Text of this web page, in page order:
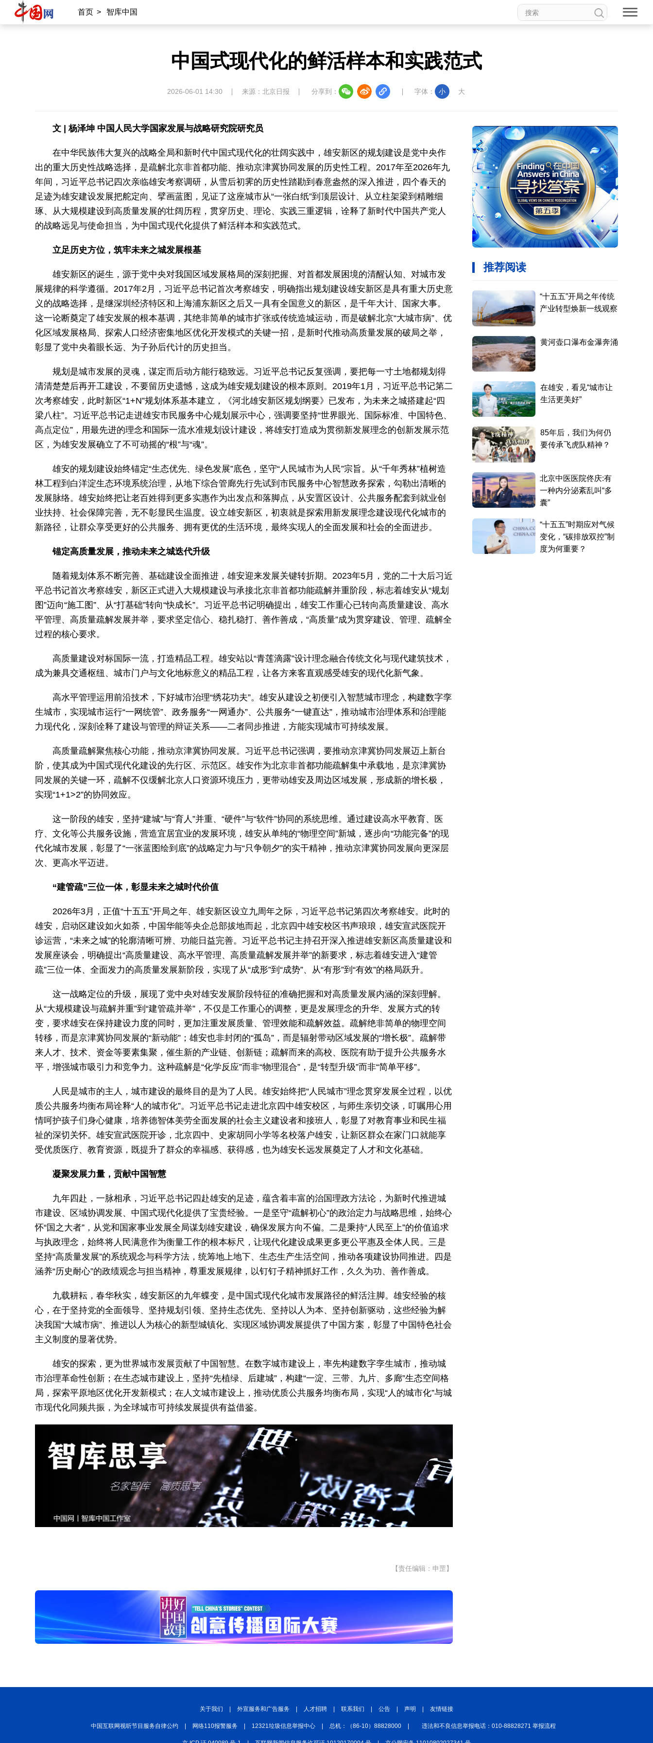
首页 > 智库中国
中国式现代化的鲜活样本和实践范式
2026-06-01 14:30 来源：北京日报 分享到： 字体： 小 大
文 |杨泽坤 中国人民大学国家发展与战略研究院研究员
在中华民族伟大复兴的战略全局和新时代中国式现代化的壮阔实践中，雄安新区的规划建设是党中央作
出的重大历史性战略选择，是疏解北京非首都功能、推动京津冀协同发展的历史性工程。2017年至2026年九
年间，习近平总书记四次亲临雄安考察调研，从雪后初霁的历史性踏勘到春意盎然的深入推进，四个春天的
足迹为雄安建设发展把舵定向、擘画蓝图，见证了这座城市从“一张白纸”到顶层设计、从立柱架梁到精雕细
琢、从大规模建设到高质量发展的壮阔历程，贯穿历史、理论、实践三重逻辑，诠释了新时代中国共产党人
的战略远见与使命担当，为中国式现代化提供了鲜活样本和实践范式。
立足历史方位，筑牢未来之城发展根基
雄安新区的诞生，源于党中央对我国区域发展格局的深刻把握、对首都发展困境的清醒认知、对城市发
展规律的科学遵循。2017年2月，习近平总书记首次考察雄安，明确指出规划建设雄安新区是具有重大历史意
义的战略选择，是继深圳经济特区和上海浦东新区之后又一具有全国意义的新区，是千年大计、国家大事。
这一论断奠定了雄安发展的根本基调，其绝非简单的城市扩张或传统造城运动，而是破解北京“大城市病”、优
化区域发展格局、探索人口经济密集地区优化开发模式的关键一招，是新时代推动高质量发展的破局之举，
彰显了党中央着眼长远、为子孙后代计的历史担当。
规划是城市发展的灵魂，谋定而后动方能行稳致远。习近平总书记反复强调，要把每一寸土地都规划得
清清楚楚后再开工建设，不要留历史遗憾，这成为雄安规划建设的根本原则。2019年1月，习近平总书记第二
次考察雄安，此时新区“1+N”规划体系基本建立，《河北雄安新区规划纲要》已发布，为未来之城搭建起“四
梁八柱”。习近平总书记走进雄安市民服务中心规划展示中心，强调要坚持“世界眼光、国际标准、中国特色、
高点定位”，用最先进的理念和国际一流水准规划设计建设，将雄安打造成为贯彻新发展理念的创新发展示范
区，为雄安发展确立了不可动摇的“根”与“魂”。
雄安的规划建设始终锚定“生态优先、绿色发展”底色，坚守“人民城市为人民”宗旨。从“千年秀林”植树造
林工程到白洋淀生态环境系统治理，从地下综合管廊先行先试到市民服务中心智慧政务探索，勾勒出清晰的
发展脉络。雄安始终把让老百姓得到更多实惠作为出发点和落脚点，从安置区设计、公共服务配套到就业创
业扶持、社会保障完善，无不彰显民生温度。设立雄安新区，初衷就是探索用新发展理念建设现代化城市的
新路径，让群众享受更好的公共服务、拥有更优的生活环境，最终实现人的全面发展和社会的全面进步。
锚定高质量发展，推动未来之城迭代升级
随着规划体系不断完善、基础建设全面推进，雄安迎来发展关键转折期。2023年5月，党的二十大后习近
平总书记首次考察雄安，新区正式进入大规模建设与承接北京非首都功能疏解并重阶段，标志着雄安从“规划
图”迈向“施工图”、从“打基础”转向“快成长”。习近平总书记明确提出，雄安工作重心已转向高质量建设、高水
平管理、高质量疏解发展并举，要求坚定信心、稳扎稳打、善作善成，“高质量”成为贯穿建设、管理、疏解全
过程的核心要求。
高质量建设对标国际一流，打造精品工程。雄安站以“青莲滴露”设计理念融合传统文化与现代建筑技术，
成为兼具交通枢纽、城市门户与文化地标意义的精品工程，让各方来客直观感受雄安的现代化新气象。
高水平管理运用前沿技术，下好城市治理“绣花功夫”。雄安从建设之初便引入智慧城市理念，构建数字孪
生城市，实现城市运行“一网统管”、政务服务“一网通办”、公共服务“一键直达”，推动城市治理体系和治理能
力现代化，深刻诠释了建设与管理的辩证关系——二者同步推进，方能实现城市可持续发展。
高质量疏解聚焦核心功能，推动京津冀协同发展。习近平总书记强调，要推动京津冀协同发展迈上新台
阶，使其成为中国式现代化建设的先行区、示范区。雄安作为北京非首都功能疏解集中承载地，是京津冀协
同发展的关键一环，疏解不仅缓解北京人口资源环境压力，更带动雄安及周边区域发展，形成新的增长极，
实现“1+1>2”的协同效应。
这一阶段的雄安，坚持“建城”与“育人”并重、“硬件”与“软件”协同的系统思维。通过建设高水平教育、医
疗、文化等公共服务设施，营造宜居宜业的发展环境，雄安从单纯的“物理空间”新城，逐步向“功能完备”的现
代化城市发展，彰显了“一张蓝图绘到底”的战略定力与“只争朝夕”的实干精神，推动京津冀协同发展向更深层
次、更高水平迈进。
“建管疏”三位一体，彰显未来之城时代价值
2026年3月，正值“十五五”开局之年、雄安新区设立九周年之际，习近平总书记第四次考察雄安。此时的
雄安，启动区建设如火如荼，中国华能等央企总部拔地而起，北京四中雄安校区书声琅琅，雄安宣武医院开
诊运营，“未来之城”的轮廓清晰可辨、功能日益完善。习近平总书记主持召开深入推进雄安新区高质量建设和
发展座谈会，明确提出“高质量建设、高水平管理、高质量疏解发展并举”的新要求，标志着雄安进入“建管
疏”三位一体、全面发力的高质量发展新阶段，实现了从“成形”到“成势”、从“有形”到“有效”的格局跃升。
这一战略定位的升级，展现了党中央对雄安发展阶段特征的准确把握和对高质量发展内涵的深刻理解。
从“大规模建设与疏解并重”到“建管疏并举”，不仅是工作重心的调整，更是发展理念的升华、发展方式的转
变，要求雄安在保持建设力度的同时，更加注重发展质量、管理效能和疏解效益。疏解绝非简单的物理空间
转移，而是京津冀协同发展的“新动能”；雄安也非封闭的“孤岛”，而是辐射带动区域发展的“增长极”。疏解带
来人才、技术、资金等要素集聚，催生新的产业链、创新链；疏解而来的高校、医院有助于提升公共服务水
平，增强城市吸引力和竞争力。这种疏解是“化学反应”而非“物理混合”，是“转型升级”而非“简单平移”。
人民是城市的主人，城市建设的最终目的是为了人民。雄安始终把“人民城市”理念贯穿发展全过程，以优
质公共服务均衡布局诠释“人的城市化”。习近平总书记走进北京四中雄安校区，与师生亲切交谈，叮嘱用心用
情呵护孩子们身心健康，培养德智体美劳全面发展的社会主义建设者和接班人，彰显了对教育事业和民生福
祉的深切关怀。雄安宣武医院开诊，北京四中、史家胡同小学等名校落户雄安，让新区群众在家门口就能享
受优质医疗、教育资源，既提升了群众的幸福感、获得感，也为雄安长远发展奠定了人才和文化基础。
凝聚发展力量，贡献中国智慧
九年四赴，一脉相承，习近平总书记四赴雄安的足迹，蕴含着丰富的治国理政方法论，为新时代推进城
市建设、区域协调发展、中国式现代化提供了宝贵经验。一是坚守“疏解初心”的政治定力与战略思维，始终心
怀“国之大者”，从党和国家事业发展全局谋划雄安建设，确保发展方向不偏。二是秉持“人民至上”的价值追求
与执政理念，始终将人民满意作为衡量工作的根本标尺，让现代化建设成果更多更公平惠及全体人民。三是
坚持“高质量发展”的系统观念与科学方法，统筹地上地下、生态生产生活空间，推动各项建设协同推进。四是
涵养“历史耐心”的政绩观念与担当精神，尊重发展规律，以钉钉子精神抓好工作，久久为功、善作善成。
九载耕耘，春华秋实，雄安新区的九年蝶变，是中国式现代化城市发展路径的鲜活注脚。雄安经验的核
心，在于坚持党的全面领导、坚持规划引领、坚持生态优先、坚持以人为本、坚持创新驱动，这些经验为解
决我国“大城市病”、推进以人为核心的新型城镇化、实现区域协调发展提供了中国方案，彰显了中国特色社会
主义制度的显著优势。
雄安的探索，更为世界城市发展贡献了中国智慧。在数字城市建设上，率先构建数字孪生城市，推动城
市治理革命性创新；在生态城市建设上，坚持“先植绿、后建城”，构建“一淀、三带、九片、多廊”生态空间格
局，探索平原地区优化开发新模式；在人文城市建设上，推动优质公共服务均衡布局，实现“人的城市化”与城
市现代化同频共振，为全球城市可持续发展提供有益借鉴。
【责任编辑：申罡】
关于我们 | 外宣服务和广告服务 | 人才招聘 | 联系我们 | 公告 | 声明 | 友情链接
中国互联网视听节目服务自律公约 | 网络110报警服务 | 12321垃圾信息举报中心 | 总机：（86-10）88828000 | 违法和不良信息举报电话：010-88828271 举报流程